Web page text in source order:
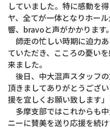
していました。特に感動を
ヤ、全てが一体となりホー
響、bravoと声がかかります。
師走の忙しい時期に迫力
ていただき、こころの憂い
来ました。
後日、中大混声スタッフ
頂きましてありがとうござ
援を宜しくお願い致します
多摩支部ではこれからも
ニーに賛美を送り応援を続け